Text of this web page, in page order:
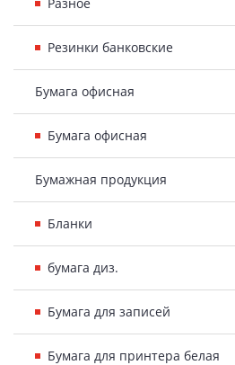
Резинки банковские
Бумага офисная
Бумага офисная
Бумажная продукция
Бланки
бумага диз.
Бумага для записей
Бумага для принтера белая